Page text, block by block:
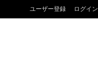
ユーザー登録 ログイン